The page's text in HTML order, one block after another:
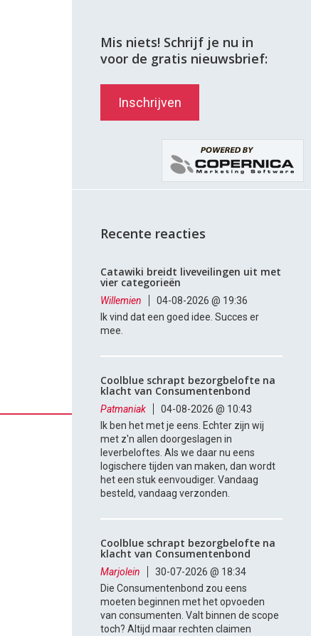
Mis niets! Schrijf je nu in
voor de gratis nieuwsbrief:
Inschrijven
Recente reacties
Catawiki breidt liveveilingen uit met
vier categorieën
Willemien
04-08-2026 @ 19:36
Ik vind dat een goed idee. Succes er
mee.
Coolblue schrapt bezorgbelofte na
klacht van Consumentenbond
Patmaniak
04-08-2026 @ 10:43
Ik ben het met je eens. Echter zijn wij
met z'n allen doorgeslagen in
leverbeloftes. Als we daar nu eens
logischere tijden van maken, dan wordt
het een stuk eenvoudiger. Vandaag
besteld, vandaag verzonden.
Coolblue schrapt bezorgbelofte na
klacht van Consumentenbond
Marjolein
30-07-2026 @ 18:34
Die Consumentenbond zou eens
moeten beginnen met het opvoeden
van consumenten. Valt binnen de scope
toch? Altijd maar rechten claimen